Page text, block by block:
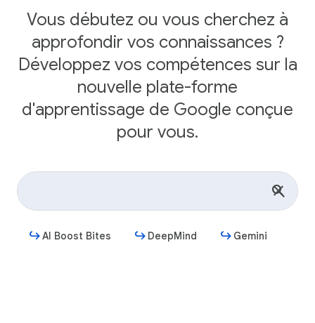
Vous débutez ou vous cherchez à
approfondir vos connaissances ?
Développez vos compétences sur la
nouvelle plate-forme
d'apprentissage de Google conçue
pour vous.
AI Boost Bites DeepMind Gemini